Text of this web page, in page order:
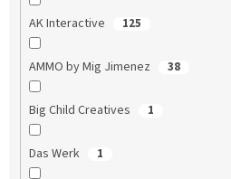
AK Interactive 125
AMMO by Mig Jimenez 38
Big Child Creatives 1
Das Werk 1